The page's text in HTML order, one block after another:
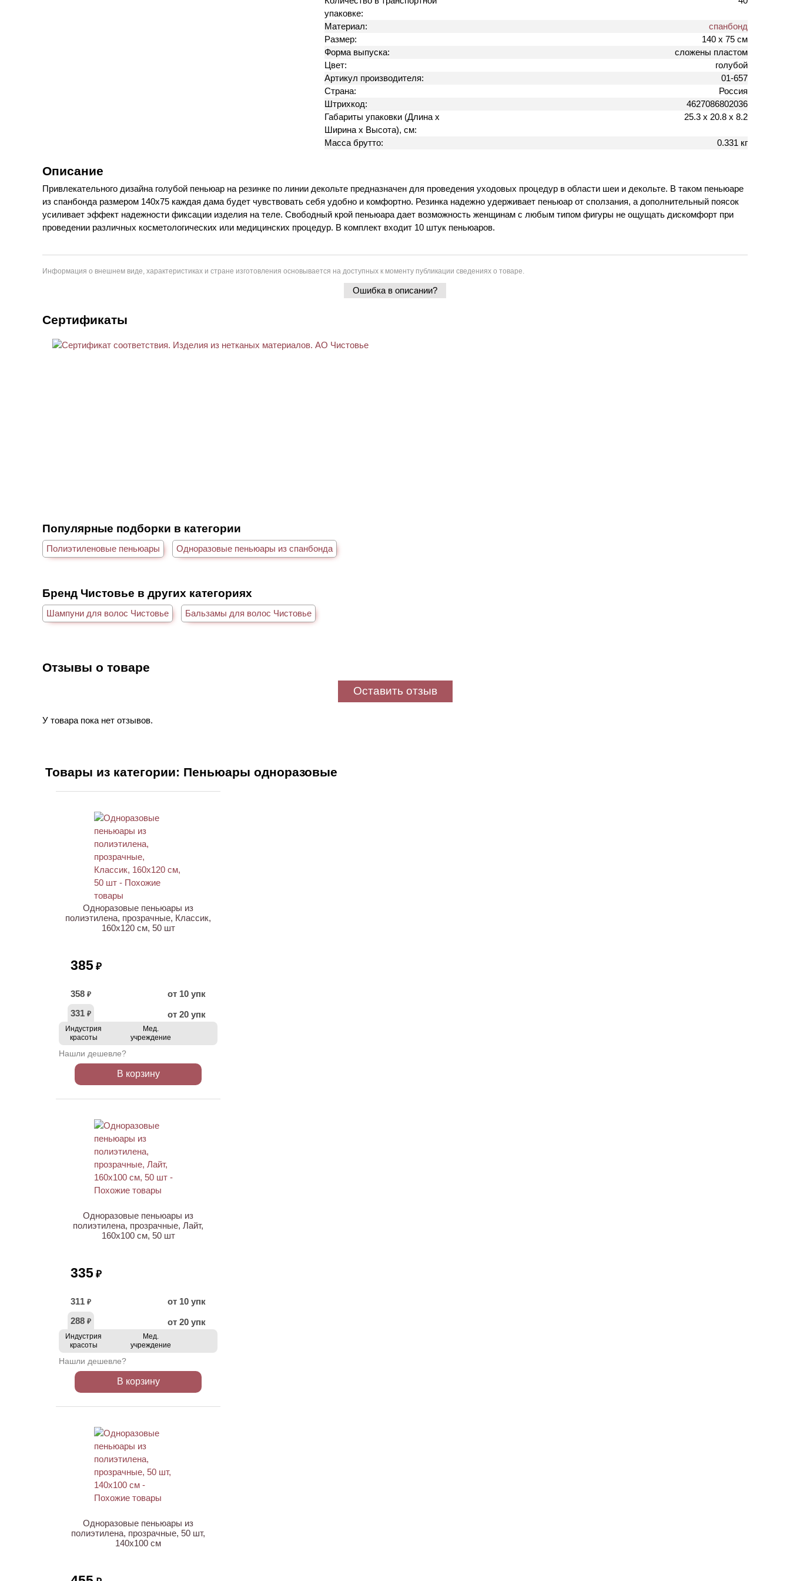
упаковке:
Материал:
спанбонд
Размер:
140 х 75 см
Форма выпуска:
сложены пластом
Цвет:
голубой
Артикул производителя:
01-657
Страна:
Россия
Штрихкод:
4627086802036
Габариты упаковки (Длина х
Ширина х Высота), см:
25.3 х 20.8 х 8.2
Масса брутто: 0.331 кг
Описание
Привлекательного дизайна голубой пеньюар на резинке по линии декольте предназначен для проведения уходовых процедур в области шеи и декольте. В таком пеньюаре
из спанбонда размером 140х75 каждая дама будет чувствовать себя удобно и комфортно. Резинка надежно удерживает пеньюар от сползания, а дополнительный поясок
усиливает эффект надежности фиксации изделия на теле. Свободный крой пеньюара дает возможность женщинам с любым типом фигуры не ощущать дискомфорт при
проведении различных косметологических или медицинских процедур. В комплект входит 10 штук пеньюаров.
Информация о внешнем виде, характеристиках и стране изготовления основывается на доступных к моменту публикации сведениях о товаре.
Ошибка в описании?
Сертификаты
Популярные подборки в категории
Полиэтиленовые пеньюары Одноразовые пеньюары из спанбонда
Бренд Чистовье в других категориях
Шампуни для волос Чистовье Бальзамы для волос Чистовье
Отзывы о товаре
Оставить отзыв
У товара пока нет отзывов.
Товары из категории: Пеньюары одноразовые
Одноразовые пеньюары из
полиэтилена, прозрачные, Классик,
160х120 см, 50 шт
385 ₽
358 ₽
от 10 упк
331 ₽ от 20 упк
Индустрия
красоты
Мед.
учреждение
Нашли дешевле?
В корзину
Одноразовые пеньюары из
полиэтилена, прозрачные, Лайт,
160х100 см, 50 шт
335 ₽
311 ₽
от 10 упк
288 ₽ от 20 упк
Индустрия
красоты
Мед.
учреждение
Нашли дешевле?
В корзину
Одноразовые пеньюары из
полиэтилена, прозрачные, 50 шт,
140х100 см